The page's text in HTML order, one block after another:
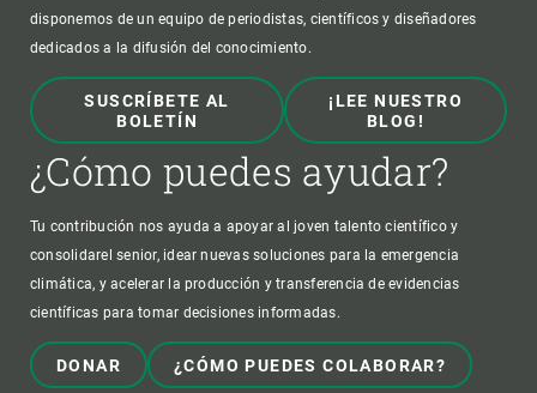
disponemos de un equipo de periodistas, científicos y diseñadores
dedicados a la difusión del conocimiento.
SUSCRÍBETE AL
BOLETÍN
¡LEE NUESTRO
BLOG!
¿Cómo puedes ayudar?
Tu contribución nos ayuda a apoyar al joven talento científico y
consolidarel senior, idear nuevas soluciones para la emergencia
climática, y acelerar la producción y transferencia de evidencias
científicas para tomar decisiones informadas.
DONAR ¿CÓMO PUEDES COLABORAR?